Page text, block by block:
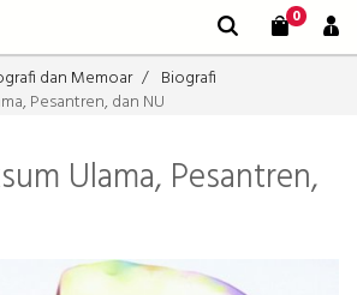
0
dan Memoar
Biografi
Pesantren, dan NU
Ulama, Pesantren,